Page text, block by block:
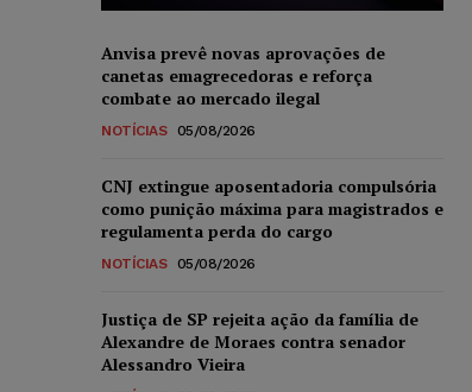
Anvisa prevê novas aprovações de
canetas emagrecedoras e reforça
combate ao mercado ilegal
NOTÍCIAS 05/08/2026
CNJ extingue aposentadoria compulsória
como punição máxima para magistrados e
regulamenta perda do cargo
NOTÍCIAS 05/08/2026
Justiça de SP rejeita ação da família de
Alexandre de Moraes contra senador
Alessandro Vieira